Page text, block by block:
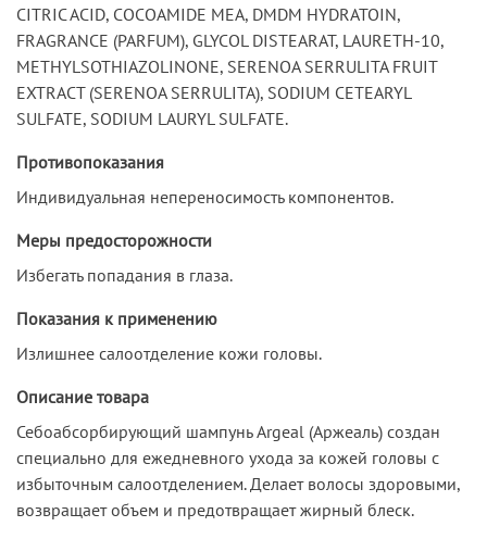
CITRIC ACID, COCOAMIDE MEA, DMDM HYDRATOIN,
FRAGRANCE (PARFUM), GLYCOL DISTEARAT, LAURETH-10,
METHYLSOTHIAZOLINONE, SERENOA SERRULITA FRUIT
EXTRACT (SERENOA SERRULITA), SODIUM CETEARYL
SULFATE, SODIUM LAURYL SULFATE.
Противопоказания
Индивидуальная непереносимость компонентов.
Меры предосторожности
Избегать попадания в глаза.
Показания к применению
Излишнее салоотделение кожи головы.
Описание товара
Себоабсорбирующий шампунь Argeal (Аржеаль) создан
специально для ежедневного ухода за кожей головы с
избыточным салоотделением. Делает волосы здоровыми,
возвращает объем и предотвращает жирный блеск.